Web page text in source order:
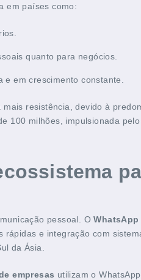
em países como:
quanto para negócios.
e em crescimento constante.
resistência, devido à
100 milhões, impulsionada
pessoal. O
e integração com
da Ásia.
empresas utilizam o